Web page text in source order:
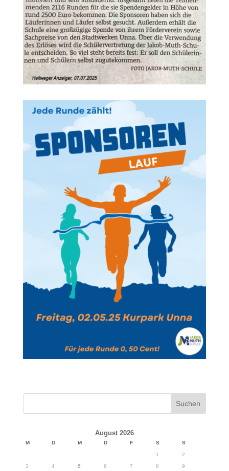
August 2026
M D M D F S S
1 2
3 4 5 6 7 8 9